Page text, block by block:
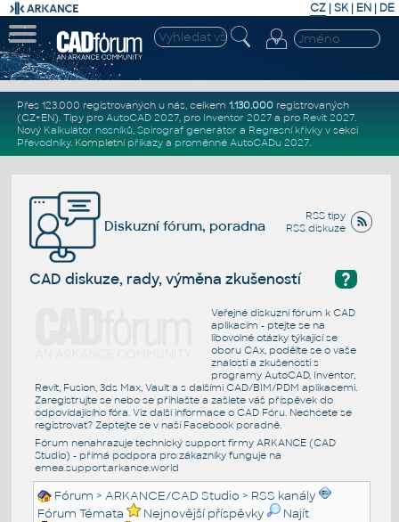
CZ | SK| EN | DE
Přes 123.000 registrovaných u nás, celkem 1.130.000registrovaných
(CZ+EN). Tipy pro AutoCAD 2027, pro Inventor 2027a pro Revit 2027.
Nový Kalkulátor nosníků, Spirograf generátor a Regresní křivkyv sekci
Převodníky. Kompletní příkazya proměnné AutoCADu 2027.
RSS tipy
RSS diskuze
Diskuzní fórum, poradna
?
CAD diskuze, rady, výměna zkušeností
Veřejné diskuzní fórum k CAD
aplikacím - ptejte se na
libovolné otázky týkající se
oboru CAx, podělte se o vaše
znalosti a zkušenosti s
programy AutoCAD, Inventor,
Revit, Fusion, 3ds Max, Vault a s dalšími CAD/BIM/PDM aplikacemi.
Zaregistrujte se nebo se přihlašte a zašlete váš příspěvek do
odpovídajícího fóra. Viz další informace o CAD Fóru. Nechcete se
registrovat? Zeptejte se v naší Facebook poradně.
Fórum nenahrazuje technický support firmy ARKANCE (CAD
Studio) - přímá podpora pro zákazníky funguje na
emea.support.arkance.world
Fórum >ARKANCE/CAD Studio > RSS kanály
Fórum Témata
Nejnovější příspěvky
Najít